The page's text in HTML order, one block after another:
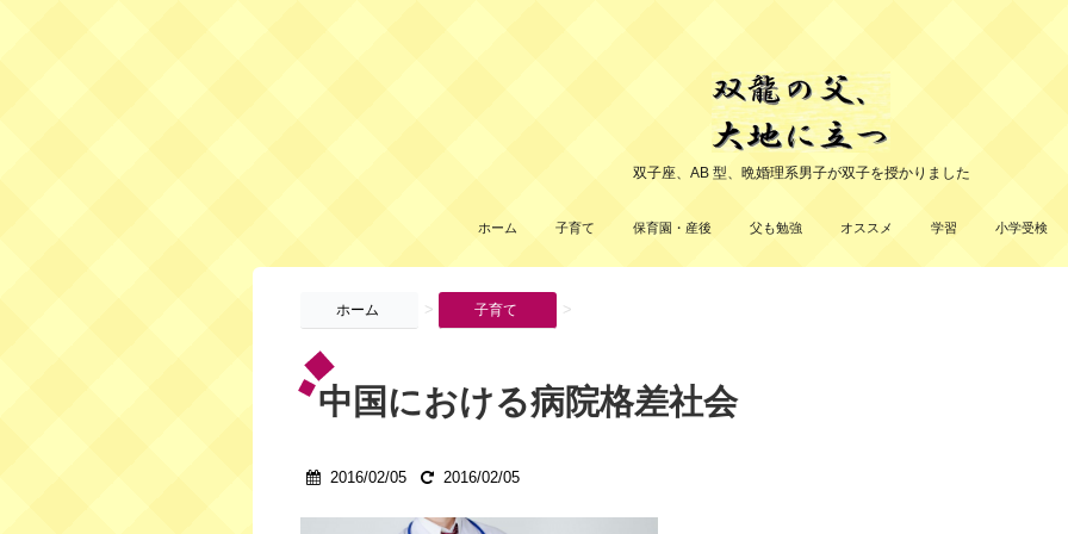
双子座、AB 型、晩婚理系男子が双子を授かりました
ホーム 子育て 保育園・産後 父も勉強 オススメ 学習 小学受検
ホーム > 子育て >
中国における病院格差社会
2016/02/05 2016/02/05